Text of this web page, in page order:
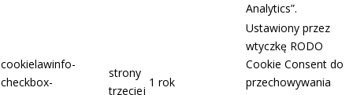
Analytics”.
cookielawinfo-
checkbox-
strony
trzeciej
1 rok
Ustawiony przez
wtyczkę RODO
Cookie Consent do
przechowywania